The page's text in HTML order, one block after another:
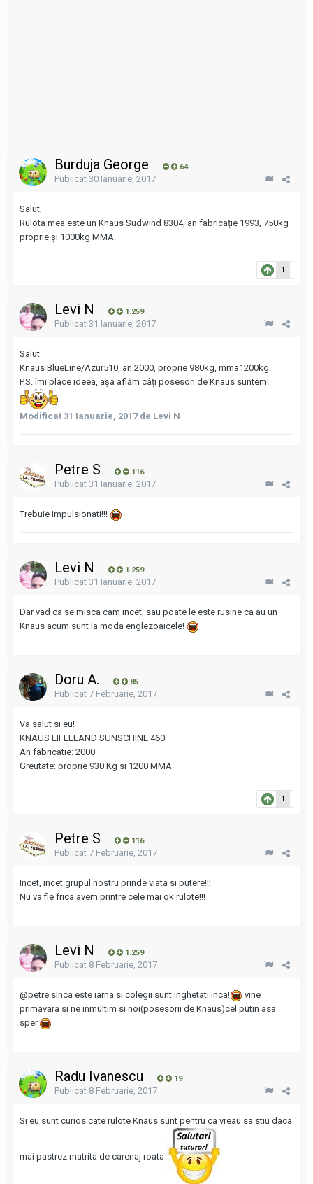
Burduja George 64
Publicat 30 Ianuarie, 2017
Salut,
Rulota mea este un Knaus Sudwind 8304, an fabricație 1993, 750kg
proprie și 1000kg MMA.
1
Levi N 1.259
Publicat 31 Ianuarie, 2017
Salut
Knaus BlueLine/Azur510, an 2000, proprie 980kg, mma1200kg.
P.S. îmi place ideea, așa aflăm câți posesori de Knaus suntem!
Modificat 31 Ianuarie, 2017de Levi N
Petre S 116
Publicat 31 Ianuarie, 2017
Trebuie impulsionati!!!
Levi N 1.259
Publicat 31 Ianuarie, 2017
Dar vad ca se misca cam incet, sau poate le este rusine ca au un
Knaus acum sunt la moda englezoaicele!
Doru A. 85
Publicat 7 Februarie, 2017
Va salut si eu!
KNAUS EIFELLAND SUNSCHINE 460
An fabricatie: 2000
Greutate: proprie 930 Kg si 1200 MMA
1
Petre S 116
Publicat 7 Februarie, 2017
Incet, incet grupul nostru prinde viata si putere!!!
Nu va fie frica avem printre cele mai ok rulote!!!
Levi N 1.259
Publicat 8 Februarie, 2017
@petre sInca este iarna si colegii sunt inghetati inca!
vine
primavara si ne inmultim si noi(posesorii de Knaus)cel putin asa
sper.
Radu Ivanescu 19
Publicat 8 Februarie, 2017
Si eu sunt curios cate rulote Knaus sunt pentru ca vreau sa stiu daca
mai pastrez matrita de carenaj roata